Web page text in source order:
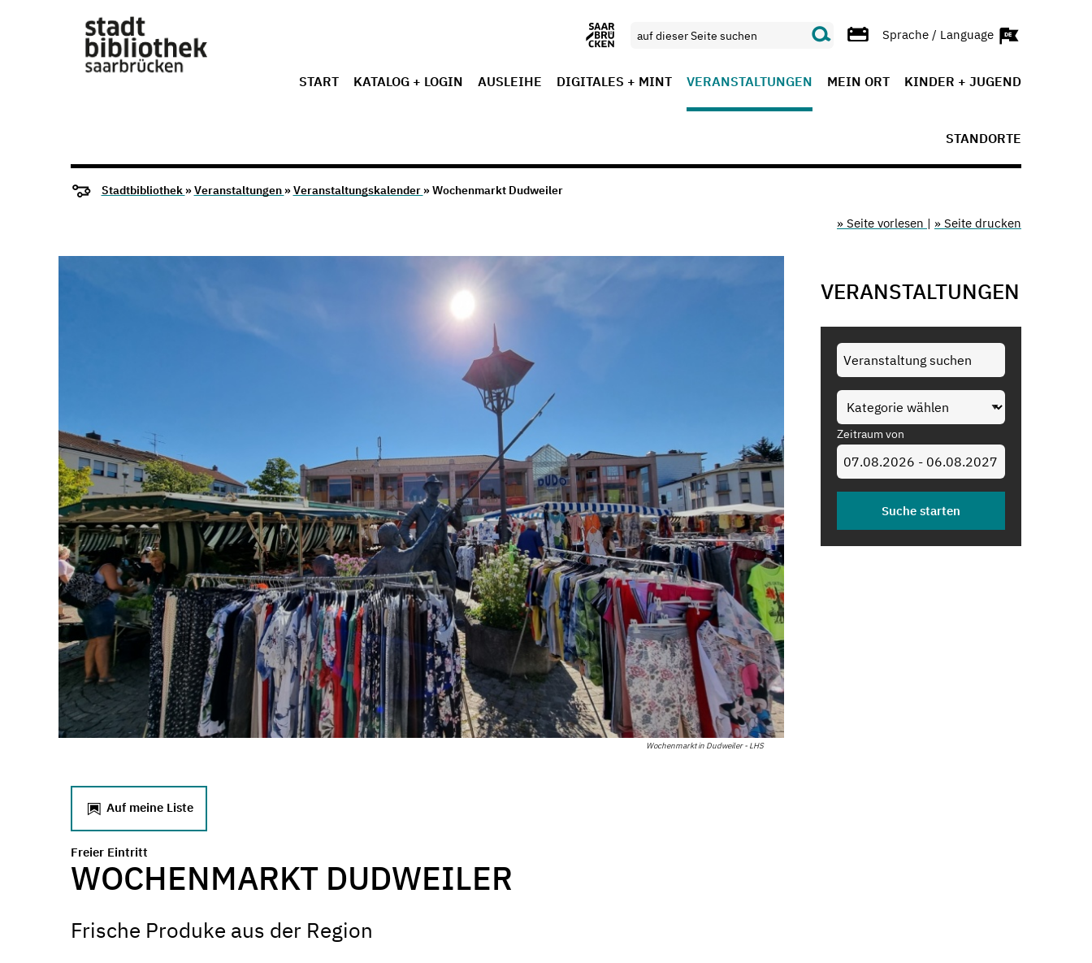
Sprache / Language
START KATALOG + LOGIN AUSLEIHE DIGITALES + MINT VERANSTALTUNGEN MEIN ORT KINDER + JUGEND
STANDORTE
Stadtbibliothek »Veranstaltungen »Veranstaltungskalender » Wochenmarkt Dudweiler
» Seite vorlesen | » Seite drucken
Wochenmarkt in Dudweiler - LHS
Auf meine Liste
Freier Eintritt
WOCHENMARKT DUDWEILER
Frische Produke aus der Region
VERANSTALTUNGEN
Zeitraum von